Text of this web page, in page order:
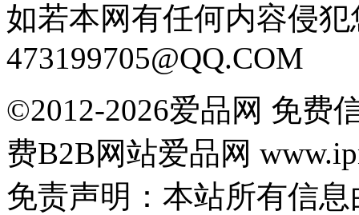
如若本网有任何内容侵
473199705@QQ.COM
©2012-2026爱品网 免费
费B2B网站爱品网
免责声明：本站所有信